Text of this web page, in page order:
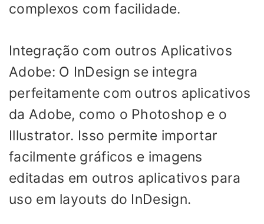
complexos com facilidade.
Integração com outros Aplicativos
Adobe: O InDesign se integra
perfeitamente com outros aplicativos
da Adobe, como o Photoshop e o
Illustrator. Isso permite importar
facilmente gráficos e imagens
editadas em outros aplicativos para
uso em layouts do InDesign.